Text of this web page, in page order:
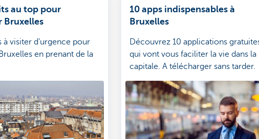
au top pour
Bruxelles
à visiter d’urgence pour
en prenant de la
10 apps indispensables à
Bruxelles
Découvrez 10 applications
qui vont vous faciliter la vie dans la
capitale. A télécharger sans tarder.